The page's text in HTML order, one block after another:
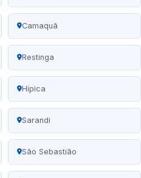
Camaquã
Restinga
Hípica
Sarandi
São Sebastião